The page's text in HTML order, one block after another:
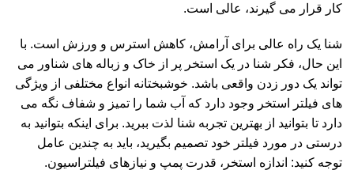
کار قرار می گیرند، عالی است.
شنا یک راه عالی برای آرامش، کاهش استرس و ورزش است. با
این حال، فکر شنا در یک استخر پر از خاک و زباله های شناور می
تواند یک دور زدن واقعی باشد. خوشبختانه انواع مختلفی از ویژگی
های فیلتر استخر وجود دارد که آب شما را تمیز و شفاف نگه می
دارد تا بتوانید از بهترین تجربه شنا لذت ببرید. برای اینکه بتوانید به
درستی در مورد فیلتر خود تصمیم بگیرید، باید به چندین عامل
توجه کنید: اندازه استخر، قدرت پمپ و نیازهای فیلتراسیون.